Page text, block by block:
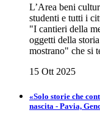
L’Area beni
studenti e tutti i
"I cantieri della
oggetti della
mostrano" che si
15 Ott 2025
«Solo storie che
nascita - Pavia,